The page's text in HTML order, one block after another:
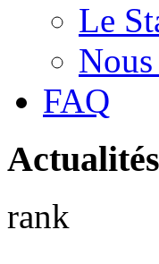
Le
FAQ
rank